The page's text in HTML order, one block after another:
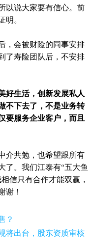
以说大家要有信心。前
明。
，会被财险的同事安排
了寿险团队后，不安排
好生活，创新发展私人
不下去了，不是业务转
要服务企业客户，而且
介共勉，也希望跟所有
了。我们江泰有“五大鱼
信只有合作才能双赢，
谢！
？
将出台，股东资质审核